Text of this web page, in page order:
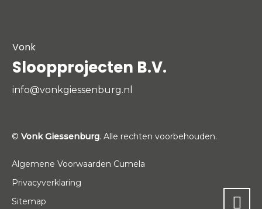
Vonk
Sloopprojecten B.V.
info@vonkgiessenburg.nl
© Vonk Giessenburg. Alle rechten voorbehouden.
Algemene Voorwaarden Cumela
Privacyverklaring
Sitemap